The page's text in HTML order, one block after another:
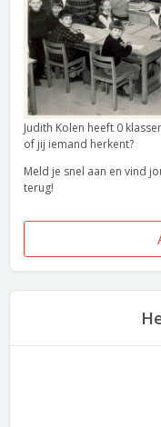
Judith Kolen heeft 0
of jij iemand herkent?
Meld je snel aan en vind
terug!